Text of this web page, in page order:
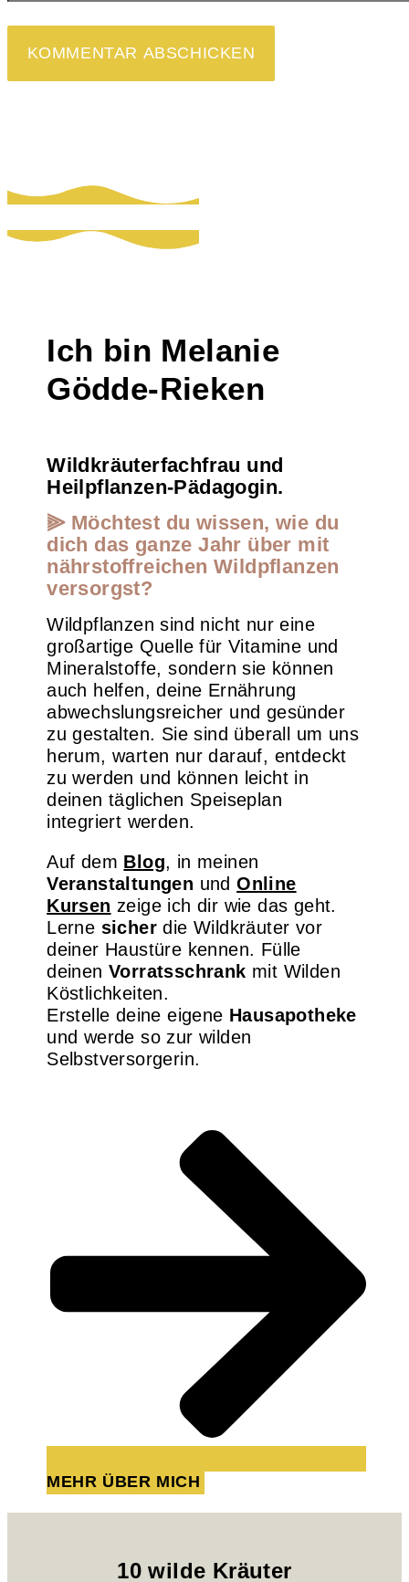
Ich bin Melanie
Gödde-Rieken
Wildkräuterfachfrau und
Heilpflanzen-Pädagogin.
⫸ Möchtest du wissen, wie du
dich das ganze Jahr über mit
nährstoffreichen Wildpflanzen
versorgst?
Wildpflanzen sind nicht nur eine
großartige Quelle für Vitamine und
Mineralstoffe, sondern sie können
auch helfen, deine Ernährung
abwechslungsreicher und gesünder
zu gestalten. Sie sind überall um uns
herum, warten nur darauf, entdeckt
zu werden und können leicht in
deinen täglichen Speiseplan
integriert werden.
Auf dem Blog, in meinen
Veranstaltungen undOnline
Kursen zeige ich dir wie das geht.
Lerne sicher die Wildkräuter vor
deiner Haustüre kennen. Fülle
deinen Vorratsschrank mit Wilden
Köstlichkeiten.
Erstelle deine eigene Hausapotheke
und werde so zur wilden
Selbstversorgerin.
MEHR ÜBER MICH
10 wilde Kräuter